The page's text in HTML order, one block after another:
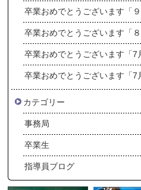
卒業おめでとうございます「９
卒業おめでとうございます「８
卒業おめでとうございます「7
卒業おめでとうございます「7
カテゴリー
事務局
卒業生
指導員ブログ